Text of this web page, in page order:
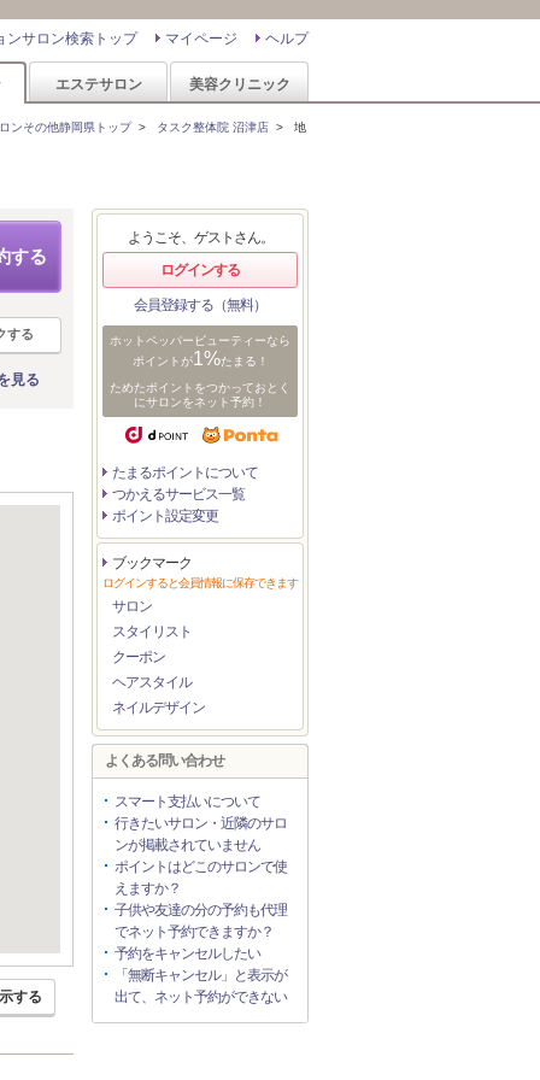
ヘルプ
マイページ
ンサロン検索トップ
エステサロン 美容クリニック
ンその他静岡県トップ> タスク整体院 沼津店 > 地
する
する
見る
する
ようこそ、ゲストさん。
ログインする
会員登録する（無料）
ホットペッパービューティーなら
ポイントが1%たまる！
ためたポイントをつかっておとく
にサロンをネット予約！
たまるポイントについて
つかえるサービス一覧
ポイント設定変更
ブックマーク
ログインすると会員情報に保存できます
サロン
スタイリスト
クーポン
ヘアスタイル
ネイルデザイン
よくある問い合わせ
スマート支払いについて
行きたいサロン・近隣のサロ
ンが掲載されていません
ポイントはどこのサロンで使
えますか？
子供や友達の分の予約も代理
でネット予約できますか？
予約をキャンセルしたい
「無断キャンセル」と表示が
出て、ネット予約ができない